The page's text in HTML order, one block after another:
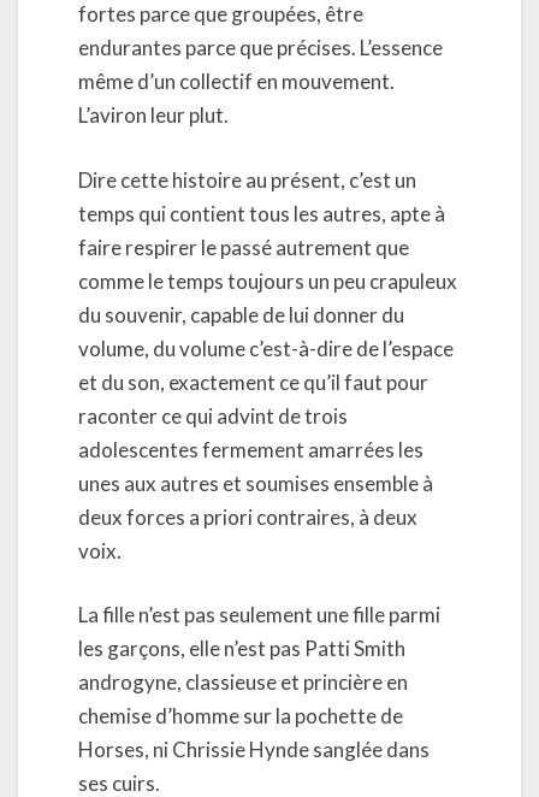
fortes parce que groupées, être
endurantes parce que précises. L’essence
même d’un collectif en mouvement.
L’aviron leur plut.
Dire cette histoire au présent, c’est un
temps qui contient tous les autres, apte à
faire respirer le passé autrement que
comme le temps toujours un peu crapuleux
du souvenir, capable de lui donner du
volume, du volume c’est-à-dire de l’espace
et du son, exactement ce qu’il faut pour
raconter ce qui advint de trois
adolescentes fermement amarrées les
unes aux autres et soumises ensemble à
deux forces a priori contraires, à deux
voix.
La fille n’est pas seulement une fille parmi
les garçons, elle n’est pas Patti Smith
androgyne, classieuse et princière en
chemise d’homme sur la pochette de
Horses, ni Chrissie Hynde sanglée dans
ses cuirs.